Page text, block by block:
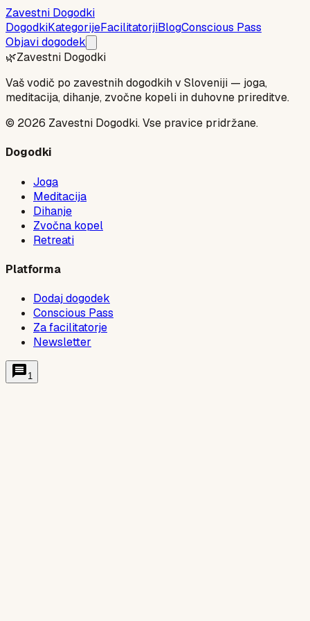
Zavestni Dogodki
DogodkiKategorijeFacilitatorjiBlogConscious Pass
Objavi dogodek
🌿Zavestni Dogodki
Vaš vodič po zavestnih dogodkih v Sloveniji — joga,
meditacija, dihanje, zvočne kopeli in duhovne prireditve.
© 2026 Zavestni Dogodki. Vse pravice pridržane.
Dogodki
Joga
Meditacija
Dihanje
Zvočna kopel
Retreati
Platforma
Dodaj dogodek
Conscious Pass
Za facilitatorje
Newsletter
1